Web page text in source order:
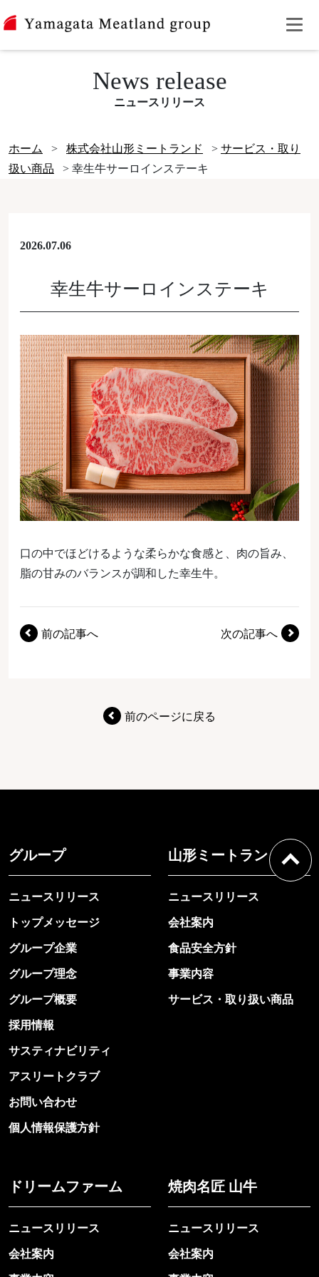
News release
ニュースリリース
ホーム > 株式会社山形ミートランド > サービス・取り
扱い商品
> 幸生牛サーロインステーキ
2026.07.06
幸生牛サーロインステーキ
口の中でほどけるような柔らかな食感と、肉の旨み、
脂の甘みのバランスが調和した幸生牛。
前の記事へ 次の記事へ
前のページに戻る
グループ
ニュースリリース
トップメッセージ
グループ企業
グループ理念
グループ概要
採用情報
サスティナビリティ
アスリートクラブ
お問い合わせ
個人情報保護方針
山形ミートランド
ニュースリリース
会社案内
食品安全方針
事業内容
サービス・取り扱い商品
ドリームファーム
ニュースリリース
会社案内
焼肉名匠 山牛
ニュースリリース
会社案内